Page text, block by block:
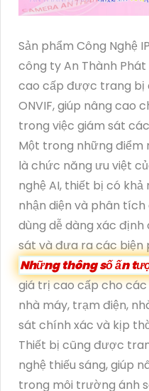
Sản phẩm Công Nghệ IP
công ty An Thành
cao cấp được trang bị
ONVIF, giúp nâng cao
trong việc giám sát
Một trong những điểm
là chức năng ưu việt
nghệ AI, thiết bị có
nhận diện và phân tích
dùng dễ dàng xác
sát và đưa ra các biện
Những thông số ấn
giá trị cao cấp cho
nhà máy, trạm điện,
sát chính xác và kịp
Thiết bị cũng được
nghệ thiếu sáng, giúp
trong môi trường ánh